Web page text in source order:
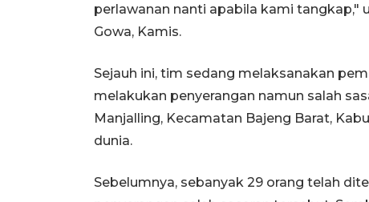
perlawanan nanti apabila kami tangkap,"
Gowa, Kamis.
Sejauh ini, tim sedang melaksanakan
melakukan penyerangan namun salah
Manjalling, Kecamatan Bajeng Barat,
dunia.
Sebelumnya, sebanyak 29 orang telah